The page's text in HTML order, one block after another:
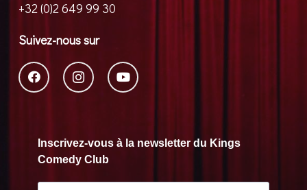
+32 (0)2 649 99 30
Suivez-nous sur
Inscrivez-vous à la newsletter du Kings
Comedy Club